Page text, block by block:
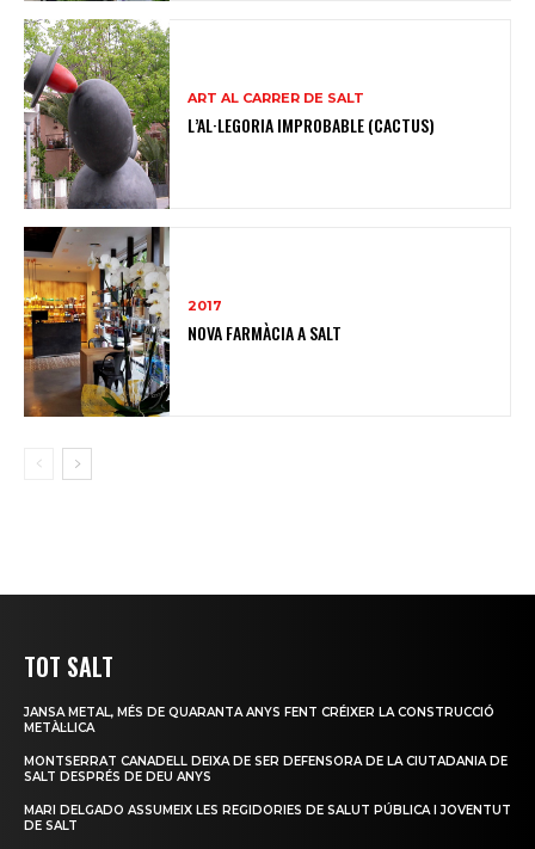
ART AL CARRER DE SALT
L’AL·LEGORIA IMPROBABLE (CACTUS)
2017
NOVA FARMÀCIA A SALT
TOT SALT
JANSA METAL, MÉS DE QUARANTA ANYS FENT CRÉIXER LA CONSTRUCCIÓ
METÀL·LICA
MONTSERRAT CANADELL DEIXA DE SER DEFENSORA DE LA CIUTADANIA DE
SALT DESPRÉS DE DEU ANYS
MARI DELGADO ASSUMEIX LES REGIDORIES DE SALUT PÚBLICA I JOVENTUT
DE SALT